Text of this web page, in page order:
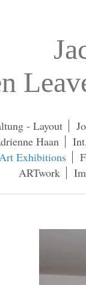
- Layout
Haan
Exhibitions
ARTwork